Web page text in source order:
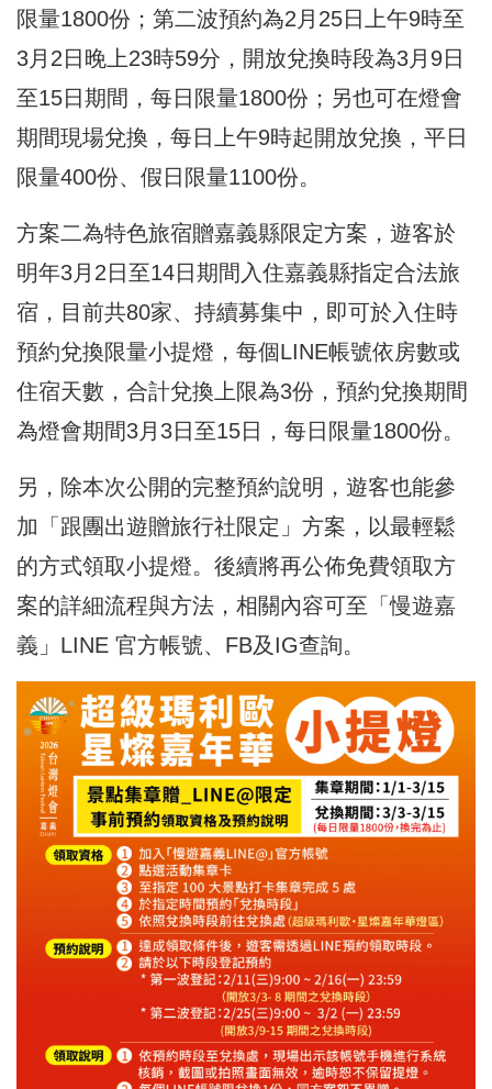
限量1800份；第二波預約為2月25日上午9時至
3月2日晚上23時59分，開放兌換時段為3月9日
至15日期間，每日限量1800份；另也可在燈會
期間現場兌換，每日上午9時起開放兌換，平日
限量400份、假日限量1100份。
方案二為特色旅宿贈嘉義縣限定方案，遊客於
明年3月2日至14日期間入住嘉義縣指定合法旅
宿，目前共80家、持續募集中，即可於入住時
預約兌換限量小提燈，每個LINE帳號依房數或
住宿天數，合計兌換上限為3份，預約兌換期間
為燈會期間3月3日至15日，每日限量1800份。
另，除本次公開的完整預約說明，遊客也能參
加「跟團出遊贈旅行社限定」方案，以最輕鬆
的方式領取小提燈。後續將再公佈免費領取方
案的詳細流程與方法，相關內容可至「慢遊嘉
義」LINE 官方帳號、FB及IG查詢。